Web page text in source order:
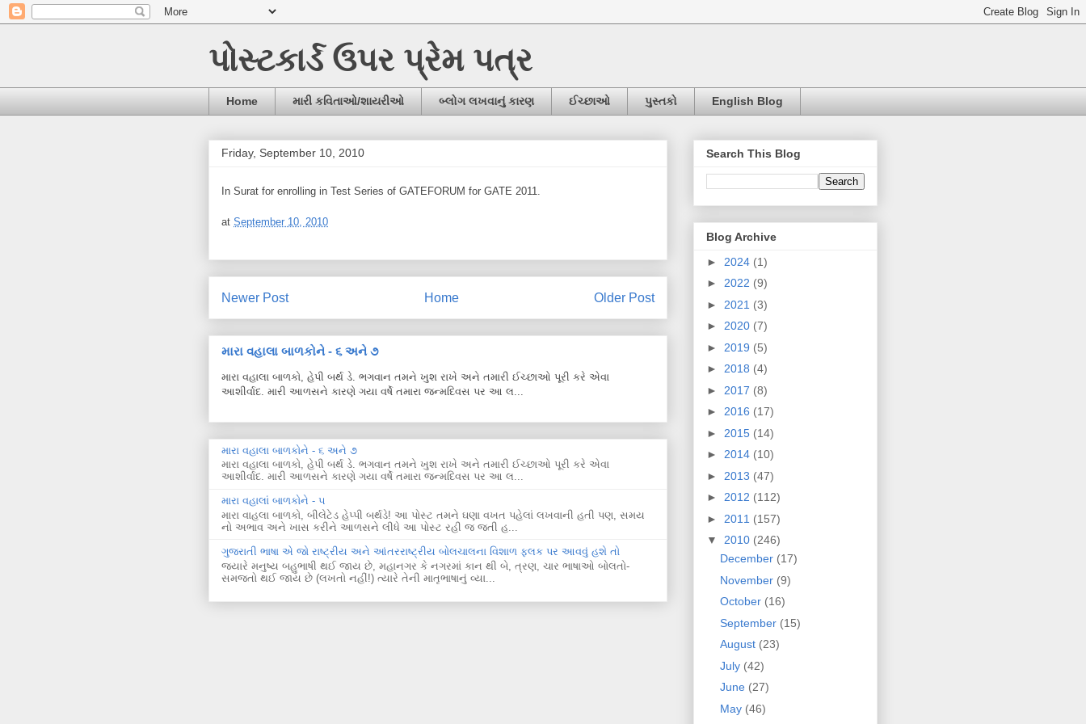
પોસ્ટકાર્ડ ઉપર પ્રેમ પત્ર
Home મારી કવિતાઓ/શાયરીઓ બ્લોગ લખવાનું કારણ ઈચ્છાઓ પુસ્તકો English Blog
Friday, September 10, 2010
In Surat for enrolling in Test Series of GATEFORUM for GATE 2011.
at September 10, 2010
Newer Post Older Post
Home
મારા વહાલા બાળકોને - ૬ અને ૭
મારા વહાલા બાળકો, હેપી બર્થ ડે. ભગવાન તમને ખુશ રાખે અને તમારી ઈચ્છાઓ પૂરી કરે એવા
આશીર્વાદ. મારી આળસને કારણે ગયા વર્ષે તમારા જન્મદિવસ પર આ લ...
મારા વહાલા બાળકોને - ૬ અને ૭
મારા વહાલા બાળકો, હેપી બર્થ ડે. ભગવાન તમને ખુશ રાખે અને તમારી ઈચ્છાઓ પૂરી કરે એવા
આશીર્વાદ. મારી આળસને કારણે ગયા વર્ષે તમારા જન્મદિવસ પર આ લ...
મારા વહાલાં બાળકોને - ૫
મારા વાહલા બાળકો, બીલેટેડ હેપ્પી બર્થડે! આ પોસ્ટ તમને ઘણા વખત પહેલાં લખવાની હતી પણ, સમય
નો અભાવ અને ખાસ કરીને આળસને લીધે આ પોસ્ટ રહી જ જતી હ...
ગુજરાતી ભાષા એ જો રાષ્ટ્રીય અને આંતરરાષ્ટ્રીય બોલચાલના વિશાળ ફલક પર આવવું હશે તો
જ્યારે મનુષ્ય બહુભાષી થઈ જાય છે, મહાનગર કે નગરમાં કાન થી બે, ત્રણ, ચાર ભાષાઓ બોલતો-
સમજતો થઈ જાય છે (લખતો નહીં!) ત્યારે તેની માતૃભાષાનું વ્યા...
Search This Blog
Blog Archive
► 2024 (1)
► 2022 (9)
► 2021 (3)
► 2020 (7)
► 2019 (5)
► 2018 (4)
► 2017 (8)
► 2016 (17)
► 2015 (14)
► 2014 (10)
► 2013 (47)
► 2012 (112)
► 2011 (157)
▼ 2010 (246)
December (17)
November (9)
October (16)
September (15)
August (23)
July (42)
June (27)
May (46)